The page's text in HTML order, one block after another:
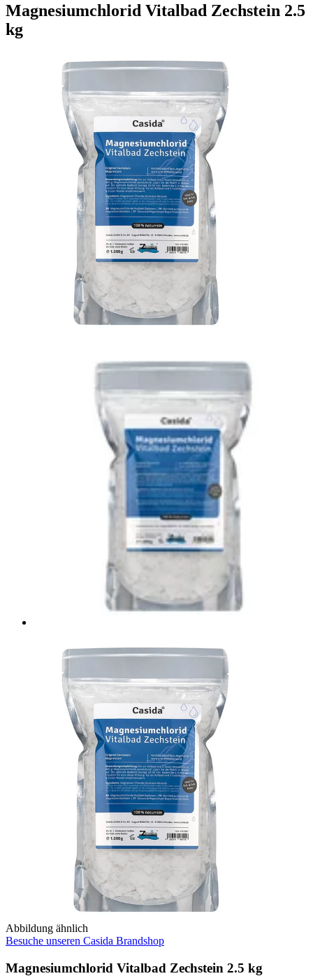
Magnesiumchlorid Vitalbad Zechstein 2.5
kg
Abbildung ähnlich
Besuche unseren Casida Brandshop
Magnesiumchlorid Vitalbad Zechstein 2.5 kg